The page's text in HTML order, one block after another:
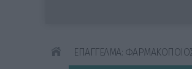
ΕΠΑΓΓΕΛΜΑ: